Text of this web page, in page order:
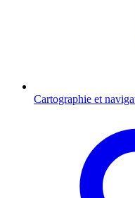
Cartographie et